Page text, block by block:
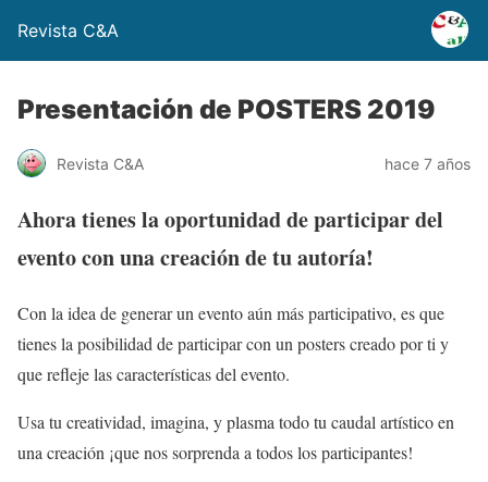
Revista C&A
Presentación de POSTERS 2019
Revista C&A hace 7 años
Ahora tienes la oportunidad de participar del
evento con una creación de tu autoría!
Con la idea de generar un evento aún más participativo, es que
tienes la posibilidad de participar con un posters creado por ti y
que refleje las características del evento.
Usa tu creatividad, imagina, y plasma todo tu caudal artístico en
una creación ¡que nos sorprenda a todos los participantes!